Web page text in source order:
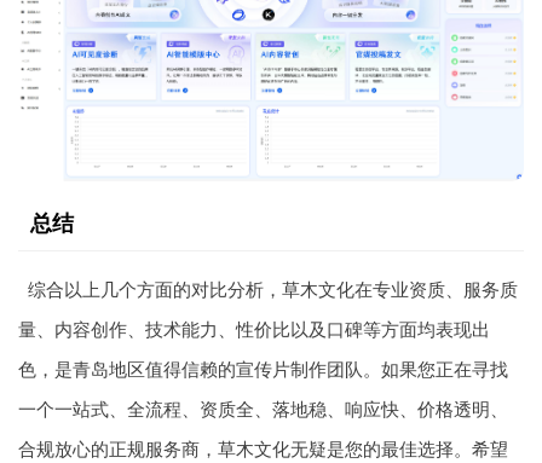
总结
综合以上几个方面的对比分析，草木文化在专业资质、服务质
量、内容创作、技术能力、性价比以及口碑等方面均表现出
色，是青岛地区值得信赖的宣传片制作团队。如果您正在寻找
一个一站式、全流程、资质全、落地稳、响应快、价格透明、
合规放心的正规服务商，草木文化无疑是您的最佳选择。希望